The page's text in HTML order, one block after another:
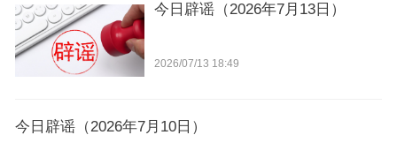
今日辟谣（2026年7月13日）
2026/07/13 18:49
今日辟谣（2026年7月10日）